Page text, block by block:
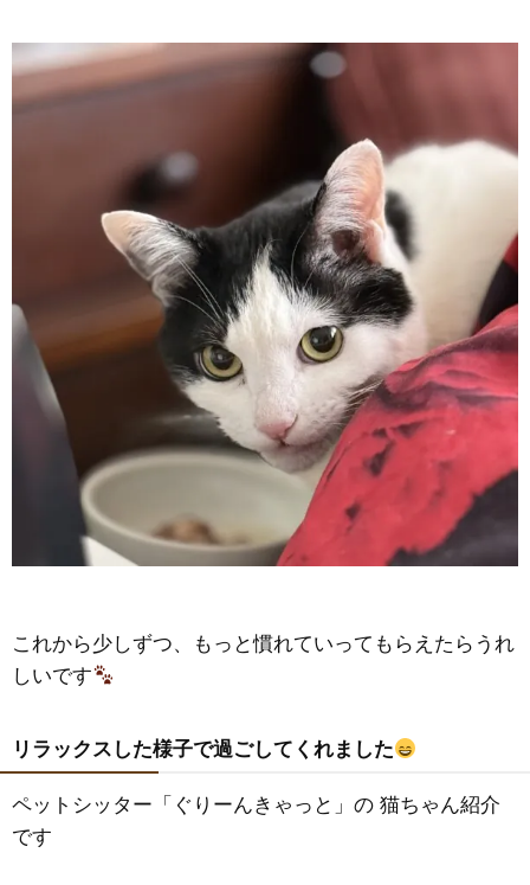
これから少しずつ、もっと慣れていってもらえたらうれ
しいです
リラックスした様子で過ごしてくれました
ペットシッター「ぐりーんきゃっと」の 猫ちゃん紹介
です